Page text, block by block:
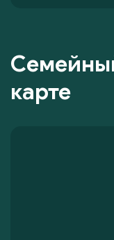
карте